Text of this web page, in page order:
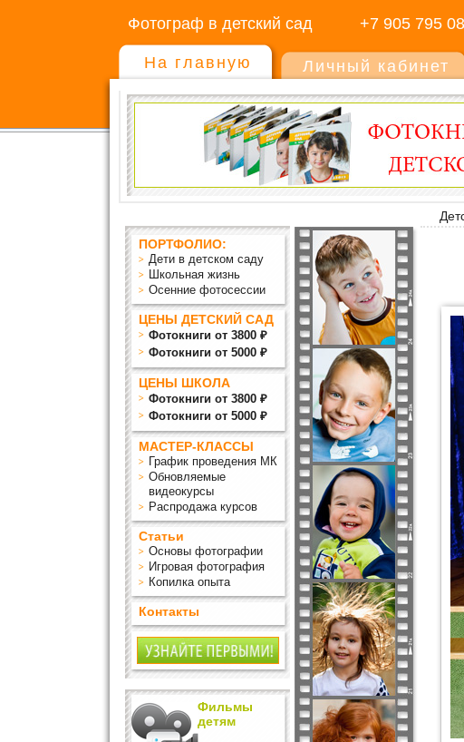
Фотограф в детский сад +7 905 795
На главную Личный кабинет
ПОРТФОЛИО:
Дети в детском саду
Школьная жизнь
Осенние фотосессии
ЦЕНЫ ДЕТСКИЙ САД
Фотокниги от 3800 ₽
Фотокниги от 5000 ₽
ЦЕНЫ ШКОЛА
Фотокниги от 3800 ₽
Фотокниги от 5000 ₽
МАСТЕР-КЛАССЫ
График проведения МК
Обновляемые
видеокурсы
Распродажа курсов
Статьи
Основы фотографии
Игровая фотография
Копилка опыта
Контакты
Фильмы
детям